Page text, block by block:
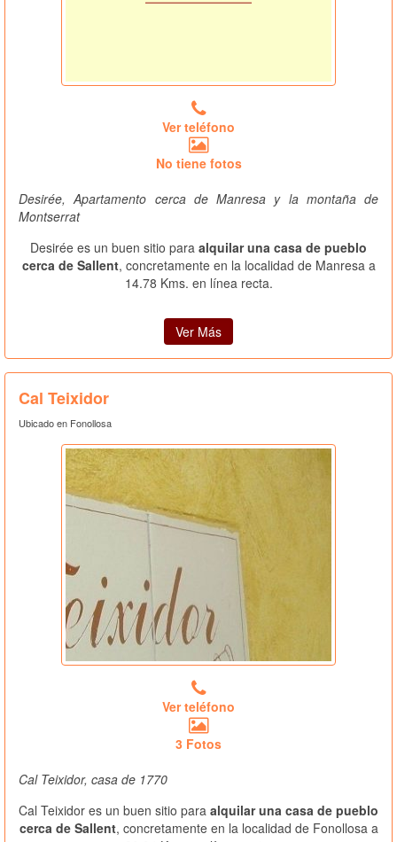
Ver teléfono
No tiene fotos
Desirée, Apartamento cerca de Manresa y la montaña de
Montserrat
Desirée es un buen sitio para alquilar una casa de pueblo
cerca de Sallent, concretamente en la localidad de Manresa a
14.78 Kms. en línea recta.
Ver Más
Cal Teixidor
Ubicado en Fonollosa
Ver teléfono
3 Fotos
Cal Teixidor, casa de 1770
Cal Teixidor es un buen sitio para alquilar una casa de pueblo
cerca de Sallent, concretamente en la localidad de Fonollosa a